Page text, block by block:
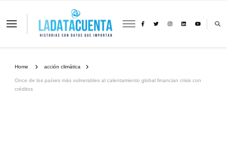
La Data Cuenta es una plataforma
Home acción climática
Once de los países más vulnerables al calentamiento global financian crisis con
créditos